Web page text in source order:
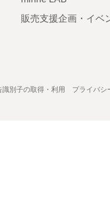
販売支援企画・イベ
識別子の取得・利用 プライバシ